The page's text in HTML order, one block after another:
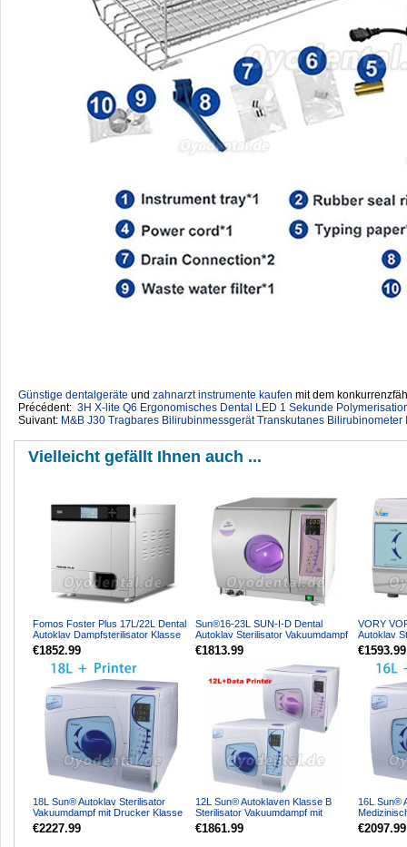
Günstige dentalgeräte ‎ und zahnarzt instrumente kaufen mit dem
Précédent: 3H X-lite Q6 Ergonomisches Dental LED 1 Sekunde
Suivant: M&B J30 Tragbares Bilirubinmessgerät Transkutanes Bilirubinometer
Vielleicht gefällt Ihnen auch ...
Fomos Foster Plus 17L/22L Dental
Autoklav Dampfsterilisator Klasse
B mit Drucker
€1852.99
Sun®16-23L SUN-I-D Dental
Autoklav Sterilisator Vakuumdampf
Klasse B mit Drucker
€1813.99
VORY
Autoklav
Dampf +
€1593.99
18L Sun® Autoklav Sterilisator
Vakuumdampf mit Drucker Klasse
B
€2227.99
12L Sun® Autoklaven Klasse B
Sterilisator Vakuumdampf mit
Drucker
€1861.99
16L Sun®
Drucker
€2097.99